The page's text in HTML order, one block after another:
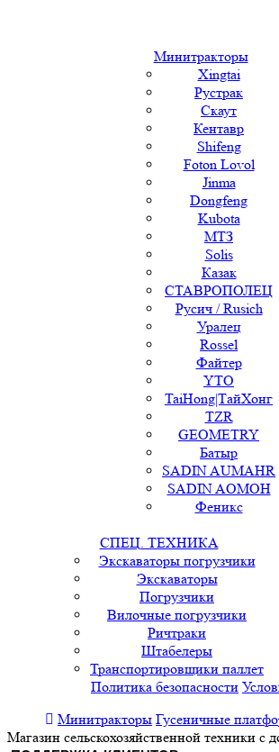
Минитракторы
Xingtai
Рустрак
Скаут
Кентавр
Shifeng
Foton Lovol
Jinma
Dongfeng
Kubota
МТЗ
Solis
Казак
СТАВРОПОЛЕЦ
Русич / Rusich
Уралец
Rossel
Файтер
YTO
TaiHong|ТайХонг
TZR
GEOMETRY
Батыр
SADIN AUMAHR
SADIN AOMOH
Феникс
СПЕЦ. ТЕХНИКА
Экскаваторы погрузчики
Экскаваторы
Погрузчики
Вилочные погрузчики
Ричтраки
Штабелеры
Транспортировщики паллет
Политика безопасности
Минитракторы Гусеничные
Магазин сельскохозяйственной техники с